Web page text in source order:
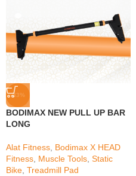
-33%
BODIMAX NEW PULL UP BAR
LONG
Alat Fitness Bodimax X HEAD
Fitness Muscle Tools Static
Bike Treadmill Pad